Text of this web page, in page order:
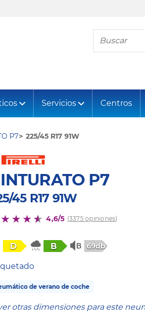
Busca tu
Servicios Centros
P7 225/45 R17 91W
P7
45 R17 91W
4,6/5 (3375 opiniones)
D B 69db
de verano de coche
otras dimensiones para este